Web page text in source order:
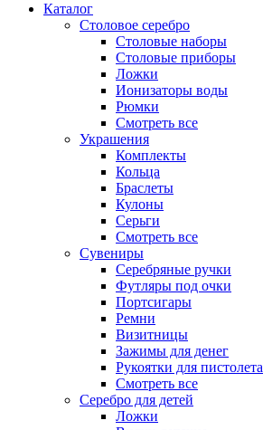
Каталог
Столовое серебро
Столовые наборы
Столовые приборы
Ложки
Ионизаторы воды
Рюмки
Смотреть все
Украшения
Комплекты
Кольца
Браслеты
Кулоны
Серьги
Смотреть все
Сувениры
Серебряные ручки
Футляры под очки
Портсигары
Ремни
Визитницы
Зажимы для денег
Рукоятки для пистолета
Смотреть все
Серебро для детей
Ложки